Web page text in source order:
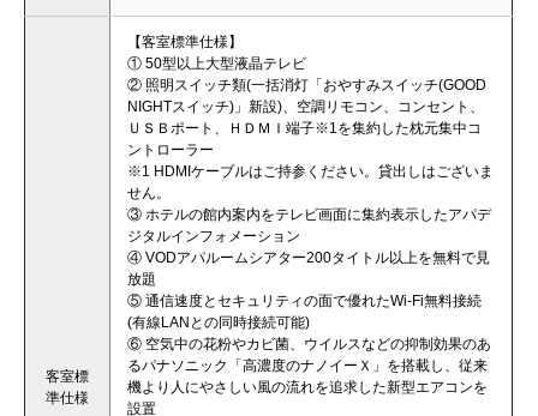
客室標
準仕様
【客室標準仕様】
① 50型以上大型液晶テレビ
② 照明スイッチ類(一括消灯「おやすみスイッチ(GOOD
NIGHTスイッチ)」新設)、空調リモコン、コンセント、
ＵＳＢポート、ＨＤＭＩ端子※1を集約した枕元集中コ
ントローラー
※1 HDMIケーブルはご持参ください。貸出しはございま
せん。
③ ホテルの館内案内をテレビ画面に集約表示したアパデ
ジタルインフォメーション
④ VODアパルームシアター200タイトル以上を無料で見
放題
⑤ 通信速度とセキュリティの面で優れたWi-Fi無料接続
(有線LANとの同時接続可能)
⑥ 空気中の花粉やカビ菌、ウイルスなどの抑制効果のあ
るパナソニック「高濃度のナノイーＸ」を搭載し、従来
機より人にやさしい風の流れを追求した新型エアコンを
設置